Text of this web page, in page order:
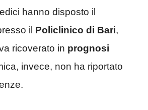
hanno disposto il
il Policlinico di Bari,
ricoverato in prognosi
invece, non ha riportato